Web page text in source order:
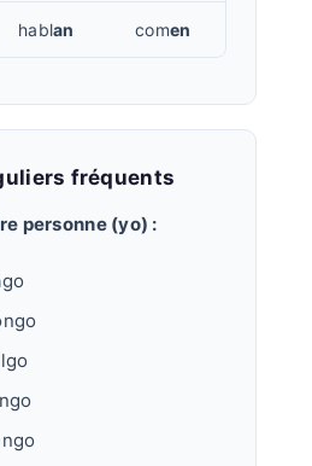
hablan comen
fréquents
personne (yo) :